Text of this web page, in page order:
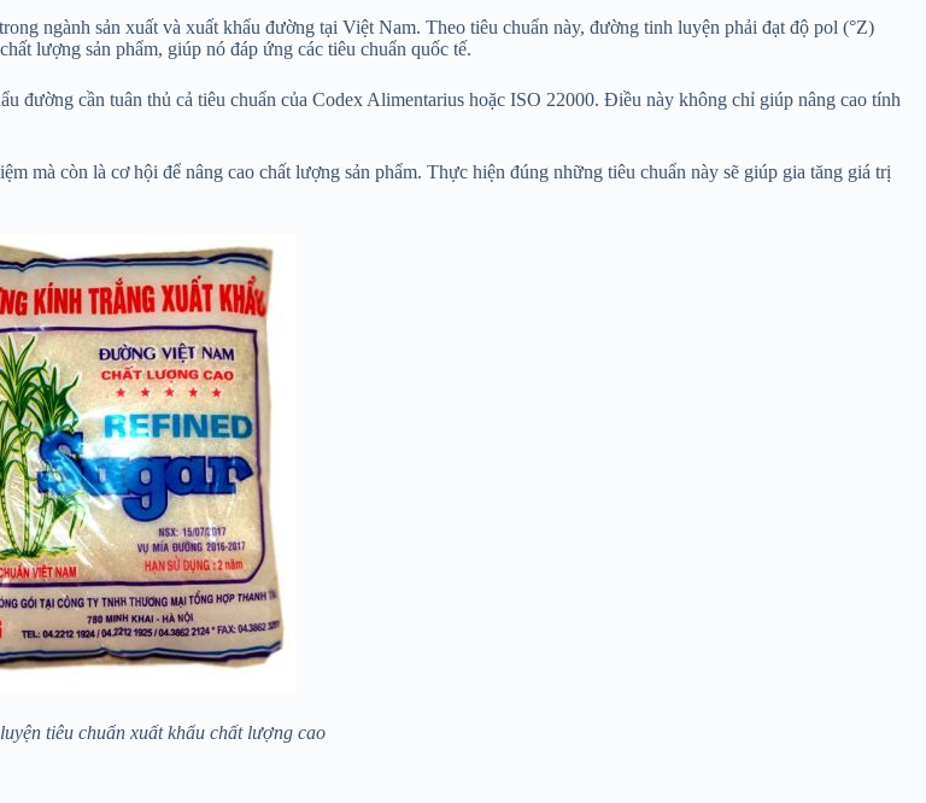
ngành sản xuất và xuất khẩu đường tại Việt Nam. Theo tiêu chuẩn này, đường tinh luyện phải đạt độ pol (°Z)
lượng sản phẩm, giúp nó đáp ứng các tiêu chuẩn quốc tế.
đường cần tuân thủ cả tiêu chuẩn của Codex Alimentarius hoặc ISO 22000. Điều này không chỉ giúp nâng cao tính
mà còn là cơ hội để nâng cao chất lượng sản phẩm. Thực hiện đúng những tiêu chuẩn này sẽ giúp gia tăng giá trị
tiêu chuẩn xuất khẩu chất lượng cao